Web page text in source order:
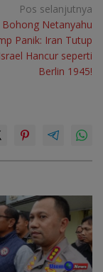
Pos selanjutnya
Bohong Netanyahu
Panik: Iran Tutup
Hancur seperti
Berlin 1945!